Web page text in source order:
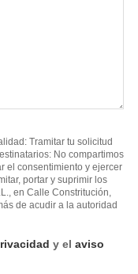
Tramitar tu solicitud
No compartimos
el consentimiento y ejercer
portar y suprimir los
en Calle Constritución,
de acudir a la autoridad
y el aviso